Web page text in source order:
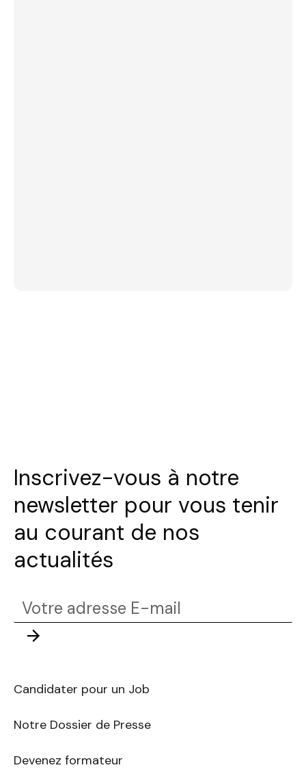
Inscrivez-vous à notre
newsletter pour vous tenir
au courant de nos
actualités
Votre
adresse
E-
Envoyer
Candidater pour un Job
Notre Dossier de Presse
Devenez formateur